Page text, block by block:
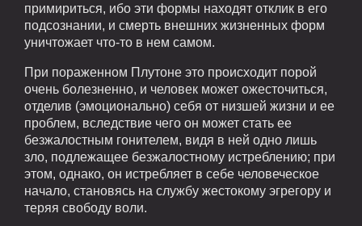
примириться, ибо эти формы находят отклик в его
подсознании, и смерть внешних жизненных форм
уничтожает что-то в нем самом.
При пораженном Плутоне это происходит порой
очень болезненно, и человек может ожесточиться,
отделив (эмоционально) себя от низшей жизни и ее
проблем, вследствие чего он может стать ее
безжалостным гонителем, видя в ней одно лишь
зло, подлежащее безжалостному истреблению; при
этом, однако, он истребляет в себе человеческое
начало, становясь на службу жестокому эгрегору и
теряя свободу воли.